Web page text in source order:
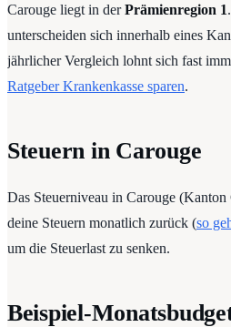
Carouge liegt in derPrämienregion 1
unterscheiden sich innerhalb eines
jährlicher Vergleich lohnt sich fast
Ratgeber Krankenkasse sparen.
Steuern in Carouge
Das Steuerniveau in Carouge
deine Steuern monatlich zurück (so
um die Steuerlast zu senken.
Beispiel-